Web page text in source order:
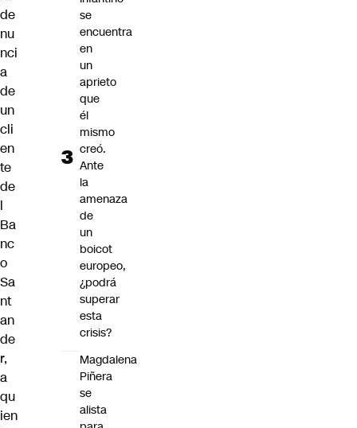
de
nu
nci
a
de
un
cli
en
te
de
l
Ba
nc
o
Sa
nt
an
de
r,
a
qu
ien
se
encuentra
en
un
aprieto
que
él
mismo
creó.
Ante
la
amenaza
de
un
boicot
europeo,
¿podrá
superar
esta
crisis?
Magdalena
Piñera
se
alista